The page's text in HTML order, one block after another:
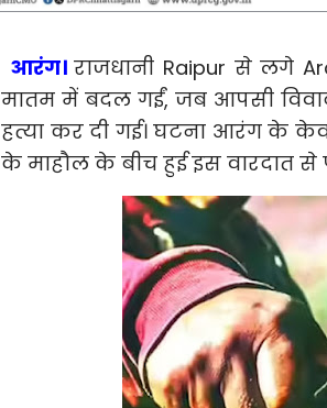
आरंग। राजधानी Raipur से लगे
मातम में बदल गईं, जब आपसी
हत्या कर दी गई। घटना आरंग के
के माहौल के बीच हुई इस वारदात से